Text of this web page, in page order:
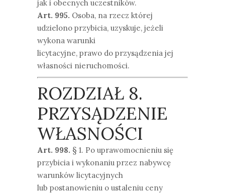
jak i obecnych uczestników.
Art. 995. Osoba, na rzecz której
udzielono przybicia, uzyskuje, jeżeli
wykona warunki
licytacyjne, prawo do przysądzenia jej
własności nieruchomości.
ROZDZIAŁ 8.
PRZYSĄDZENIE
WŁASNOŚCI
Art. 998. § 1. Po uprawomocnieniu się
przybicia i wykonaniu przez nabywcę
warunków licytacyjnych
lub postanowieniu o ustaleniu ceny